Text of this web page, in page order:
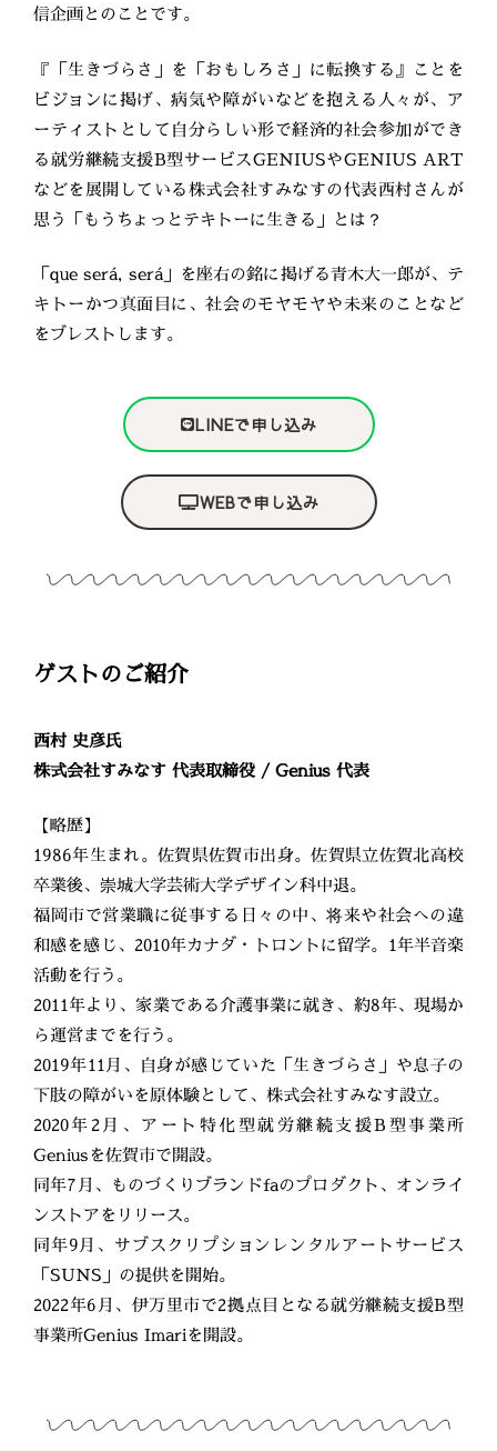
信企画とのことです。
『「生きづらさ」を「おもしろさ」に転換する』ことを
ビジョンに掲げ、病気や障がいなどを抱える人々が、ア
ーティストとして自分らしい形で経済的社会参加ができ
る就労継続支援B型サービスGENIUSやGENIUS ART
などを展開している株式会社すみなすの代表西村さんが
思う「もうちょっとテキトーに生きる」とは？
「que será, será」を座右の銘に掲げる青木大一郎が、テ
キトーかつ真面目に、社会のモヤモヤや未来のことなど
をブレストします。
LINEで申し込み
WEBで申し込み
ゲストのご紹介
西村 史彦氏
株式会社すみなす 代表取締役 / Genius 代表
【略歴】
1986年生まれ。佐賀県佐賀市出身。佐賀県立佐賀北高校
卒業後、崇城大学芸術大学デザイン科中退。
福岡市で営業職に従事する日々の中、将来や社会への違
和感を感じ、2010年カナダ・トロントに留学。1年半音楽
活動を行う。
2011年より、家業である介護事業に就き、約8年、現場か
ら運営までを行う。
2019年11月、自身が感じていた「生きづらさ」や息子の
下肢の障がいを原体験として、株式会社すみなす設立。
2020年2月、アート特化型就労継続支援B型事業所
Geniusを佐賀市で開設。
同年7月、ものづくりブランドfaのプロダクト、オンライ
ンストアをリリース。
同年9月、サブスクリプションレンタルアートサービス
「SUNS」の提供を開始。
2022年6月、伊万里市で2拠点目となる就労継続支援B型
事業所Genius Imariを開設。